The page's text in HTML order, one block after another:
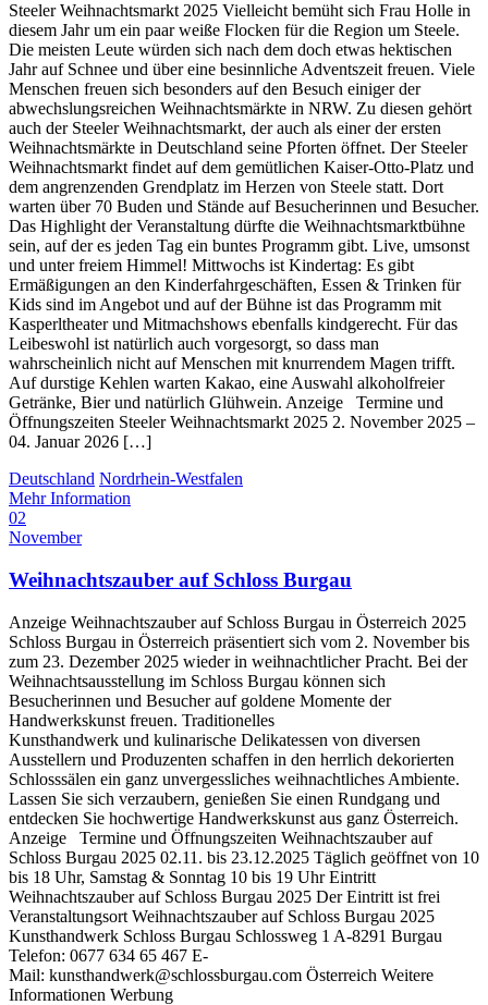
Steeler Weihnachtsmarkt 2025 Vielleicht bemüht sich Frau Holle in
diesem Jahr um ein paar weiße Flocken für die Region um Steele.
Die meisten Leute würden sich nach dem doch etwas hektischen
Jahr auf Schnee und über eine besinnliche Adventszeit freuen. Viele
Menschen freuen sich besonders auf den Besuch einiger der
abwechslungsreichen Weihnachtsmärkte in NRW. Zu diesen gehört
auch der Steeler Weihnachtsmarkt, der auch als einer der ersten
Weihnachtsmärkte in Deutschland seine Pforten öffnet. Der Steeler
Weihnachtsmarkt findet auf dem gemütlichen Kaiser-Otto-Platz und
dem angrenzenden Grendplatz im Herzen von Steele statt. Dort
warten über 70 Buden und Stände auf Besucherinnen und Besucher.
Das Highlight der Veranstaltung dürfte die Weihnachtsmarktbühne
sein, auf der es jeden Tag ein buntes Programm gibt. Live, umsonst
und unter freiem Himmel! Mittwochs ist Kindertag: Es gibt
Ermäßigungen an den Kinderfahrgeschäften, Essen & Trinken für
Kids sind im Angebot und auf der Bühne ist das Programm mit
Kasperltheater und Mitmachshows ebenfalls kindgerecht. Für das
Leibeswohl ist natürlich auch vorgesorgt, so dass man
wahrscheinlich nicht auf Menschen mit knurrendem Magen trifft.
Auf durstige Kehlen warten Kakao, eine Auswahl alkoholfreier
Getränke, Bier und natürlich Glühwein. Anzeige Termine und
Öffnungszeiten Steeler Weihnachtsmarkt 2025 2. November 2025 –
04. Januar 2026 […]
Deutschland Nordrhein-Westfalen
Mehr Information
02
November
Weihnachtszauber auf Schloss Burgau
Anzeige Weihnachtszauber auf Schloss Burgau in Österreich 2025
Schloss Burgau in Österreich präsentiert sich vom 2. November bis
zum 23. Dezember 2025 wieder in weihnachtlicher Pracht. Bei der
Weihnachtsausstellung im Schloss Burgau können sich
Besucherinnen und Besucher auf goldene Momente der
Handwerkskunst freuen. Traditionelles
Kunsthandwerk und kulinarische Delikatessen von diversen
Ausstellern und Produzenten schaffen in den herrlich dekorierten
Schlosssälen ein ganz unvergessliches weihnachtliches Ambiente.
Lassen Sie sich verzaubern, genießen Sie einen Rundgang und
entdecken Sie hochwertige Handwerkskunst aus ganz Österreich.
Anzeige Termine und Öffnungszeiten Weihnachtszauber auf
Schloss Burgau 2025 02.11. bis 23.12.2025 Täglich geöffnet von 10
bis 18 Uhr, Samstag & Sonntag 10 bis 19 Uhr Eintritt
Weihnachtszauber auf Schloss Burgau 2025 Der Eintritt ist frei
Veranstaltungsort Weihnachtszauber auf Schloss Burgau 2025
Kunsthandwerk Schloss Burgau Schlossweg 1 A-8291 Burgau
Telefon: 0677 634 65 467 E-
Mail: kunsthandwerk@schlossburgau.com Österreich Weitere
Informationen Werbung